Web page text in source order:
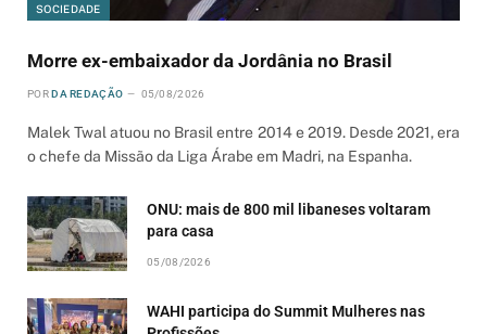
SOCIEDADE
Morre ex-embaixador da Jordânia no Brasil
POR DA REDAÇÃO 05/08/2026
Malek Twal atuou no Brasil entre 2014 e 2019. Desde 2021, era
o chefe da Missão da Liga Árabe em Madri, na Espanha.
ONU: mais de 800 mil libaneses voltaram
para casa
05/08/2026
WAHI participa do Summit Mulheres nas